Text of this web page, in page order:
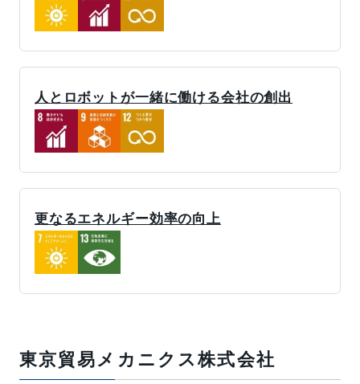
人とロボットが一緒に働ける会社の創出
更なるエネルギー効率の向上
東京貿易メカニクス株式会社